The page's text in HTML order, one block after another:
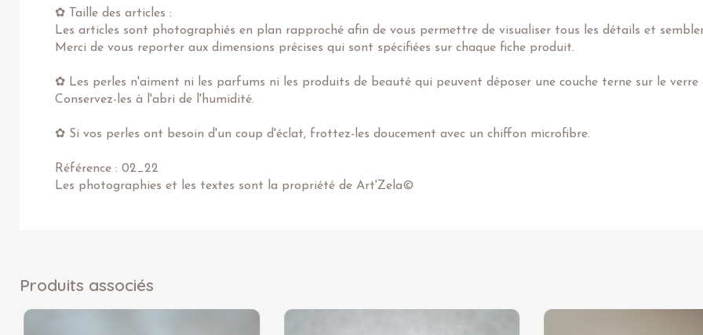
✿ Taille des articles :
Les articles sont photographiés en plan rapproché afin de vous permettre de visualiser tous les détails et
Merci de vous reporter aux dimensions précises qui sont spécifiées sur chaque fiche produit.
✿ Les perles n'aiment ni les parfums ni les produits de beauté qui peuvent déposer une couche terne sur le
Conservez-les à l'abri de l'humidité.
✿ Si vos perles ont besoin d'un coup d'éclat, frottez-les doucement avec un chiffon microfibre.
Référence : 02_22
Les photographies et les textes sont la propriété de Art'Zela©
Produits associés